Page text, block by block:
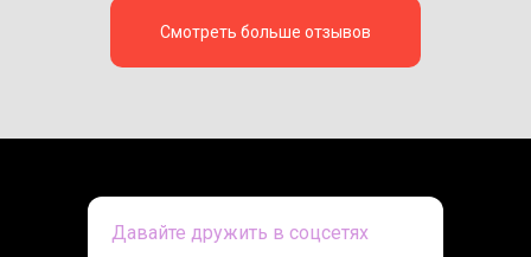
Смотреть больше отзывов
Давайте дружить в соцсетях